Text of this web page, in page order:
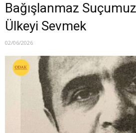
Bağışlanmaz
Ülkeyi Sevmek
02/06/2026